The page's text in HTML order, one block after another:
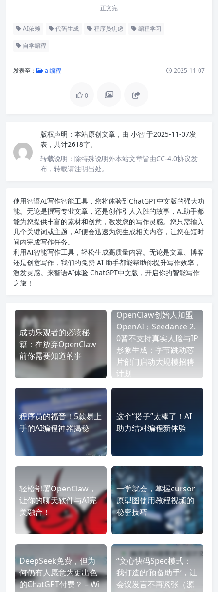
正文完
AI依赖 代码生成 程序员焦虑 编程学习
自学编程
发表至： ai编程 2025-11-07
0
版权声明： 本站原创文章，由 小智 于2025-11-07发
表，共计2618字。
转载说明： 除特殊说明外本站文章皆由CC-4.0协议发
布，转载请注明出处。
使用智语AI写作智能工具，您将体验到ChatGPT中文版的强大功
能。无论是撰写专业文章，还是创作引人入胜的故事，AI助手都
能为您提供丰富的素材和创意，激发您的写作灵感。您只需输入
几个关键词或主题，AI便会迅速为您生成相关内容，让您在短时
间内完成写作任务。
利用AI智能写作工具，轻松生成高质量内容。无论是文章、博客
还是创意写作，我们的免费 AI 助手都能帮助你提升写作效率，
激发灵感。来智语AI体验 ChatGPT中文版 ，开启你的智能写作
之旅！
成功乐观者的必读秘
籍：在放弃OpenClaw
前你需要知道的事
OpenClaw创始人加盟
OpenAI；Seedance 2.
0暂不支持真实人脸与IP
形象生成；字节跳动芯
片部门启动大规模招聘
计划
程序员的福音！5款易上
手的AI编程神器揭秘
这个“搭子”太棒了！AI
助力结对编程新体验
轻松部署OpenClaw，
让你的聊天软件与AI完
美融合！
一学就会，掌握cursor
原型图使用教程视频的
秘密技巧
DeepSeek免费，但为
何仍有人愿意为更出色
的ChatGPT付费？ – Wi
“文心快码Spec模式：
我打造的‘预备助手’，让
会议发言不再紧张（源